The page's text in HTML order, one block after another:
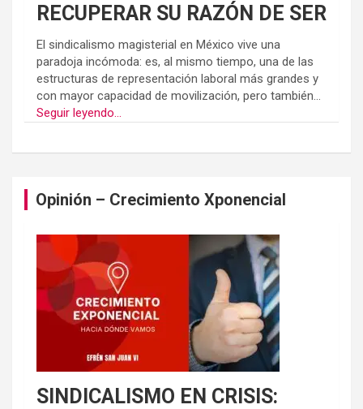
RECUPERAR SU RAZÓN DE SER
El sindicalismo magisterial en México vive una
paradoja incómoda: es, al mismo tiempo, una de las
estructuras de representación laboral más grandes y
con mayor capacidad de movilización, pero también...
Seguir leyendo...
Opinión – Crecimiento Xponencial
SINDICALISMO EN CRISIS: